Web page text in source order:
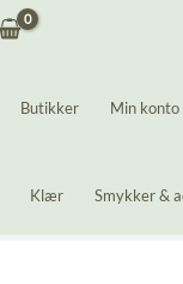
Butikker Min konto
Klær Smykker &